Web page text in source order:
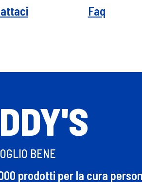
Faq
BENE
prodotti per la cura